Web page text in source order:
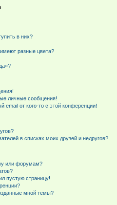
в них?
разные цвета?
личные сообщения!
email от кого-то с этой конференции!
в списках моих друзей и недругов?
или форумам?
пустую страницу!
мной темы?